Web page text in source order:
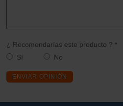
¿ Recomendarías este producto ? *
Sí
No
ENVIAR OPINIÓN